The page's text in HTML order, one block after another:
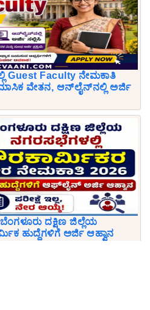
Guest Faculty ನೇಮಕಾತಿ
ವೇತನ, ಆನ್‌ಲೈನ್‌ನಲ್ಲಿ ಅರ್ಜಿ
ಬೆಂಗಳೂರು ದಕ್ಷಿಣ ಜಿಲ್ಲೆಯ
ಹುದ್ದೆಗಳಿಗೆ ಅರ್ಜಿ ಆಹ್ವಾನ